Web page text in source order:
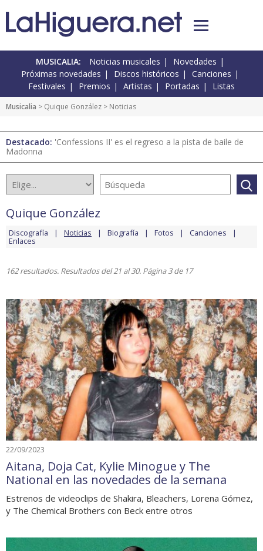
MUSICALIA: Noticias musicales
Novedades
Próximas novedades
Discos históricos
Canciones
Festivales
Premios Artistas Portadas Listas
Musicalia > Quique González > Noticias
Destacado: 'Confessions II' es el regreso a la pista de baile de
Madonna
Quique González
Discografía Noticias Biografía Fotos Canciones
Enlaces
162 resultados. Resultados del 21 al 30. Página 3 de 17
22/09/2023
Aitana, Doja Cat, Kylie Minogue y The
National en las novedades de la semana
Estrenos de videoclips de Shakira, Bleachers, Lorena Gómez,
y The Chemical Brothers con Beck entre otros